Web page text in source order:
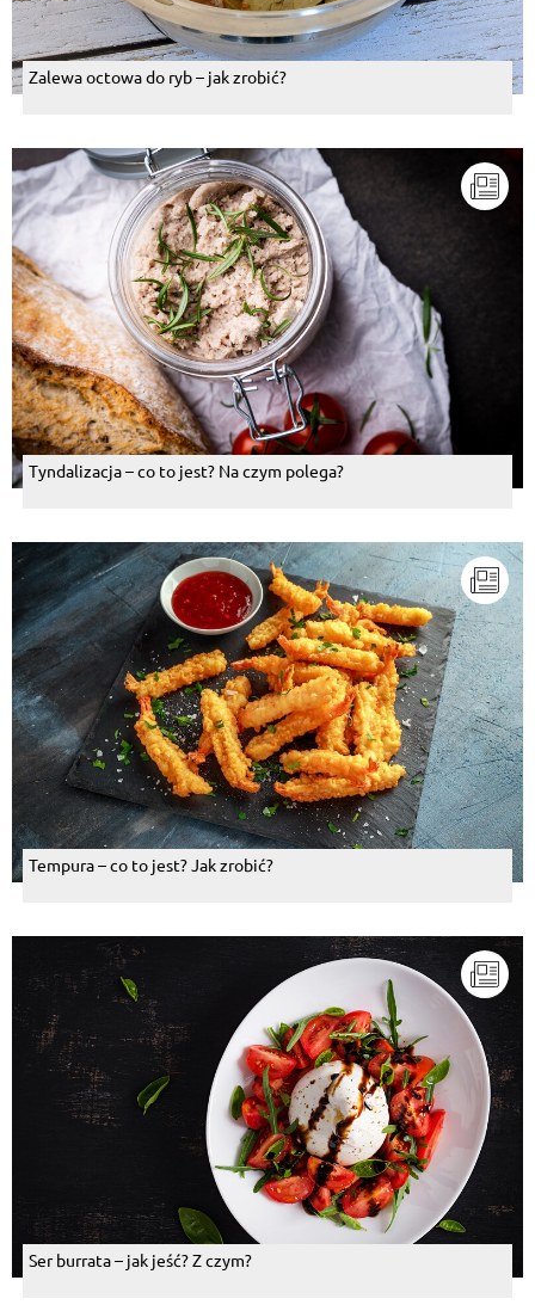
Zalewa octowa do ryb – jak zrobić?
Tyndalizacja – co to jest? Na czym polega?
Tempura – co to jest? Jak zrobić?
Ser burrata – jak jeść? Z czym?